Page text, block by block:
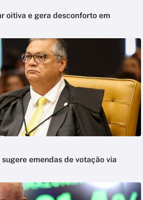
oitiva e gera desconforto em
emendas de votação via